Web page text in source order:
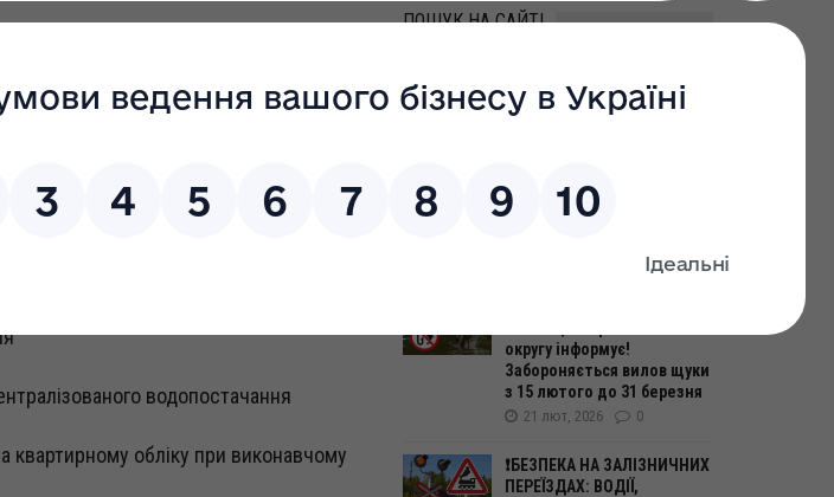
підключення об’єктів до інженерних
використання питної води
комунальних підприємств
водопостачання
квартирному обліку при виконавчому
ПОШУК НА САЙТІ
без звільнення: як
заповнити Книгу руху
0
округу інформує!
Забороняється вилов щуки
з 15 лютого до 31 березня
21 лют, 2026 0
❗️БЕЗПЕКА НА ЗАЛІЗНИЧНИХ
ПЕРЕЇЗДАХ: ВОДІЇ,